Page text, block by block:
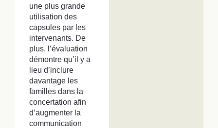
une plus grande
utilisation des
capsules par les
intervenants. De
plus, l’évaluation
démontre qu’il y a
lieu d’inclure
davantage les
familles dans la
concertation afin
d’augmenter la
communication